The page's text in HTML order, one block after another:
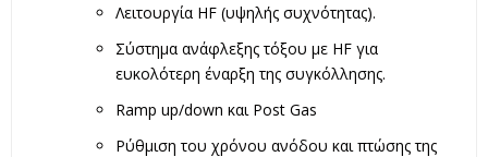
Λειτουργία HF (υψηλής συχνότητας).
Σύστημα ανάφλεξης τόξου με HF για
ευκολότερη έναρξη της συγκόλλησης.
Ramp up/down και Post Gas
Ρύθμιση του χρόνου ανόδου και πτώσης της